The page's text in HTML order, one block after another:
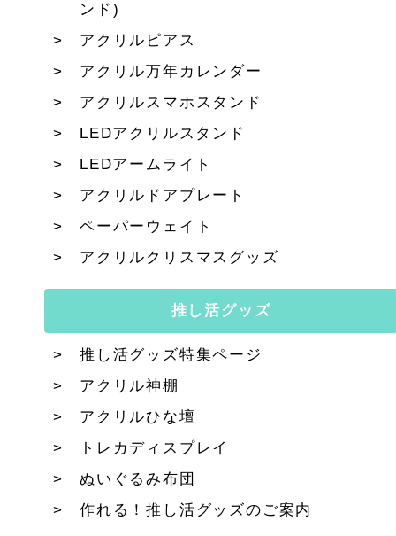
ンド)
アクリルピアス
アクリル万年カレンダー
アクリルスマホスタンド
LEDアクリルスタンド
LEDアームライト
アクリルドアプレート
ペーパーウェイト
アクリルクリスマスグッズ
推し活グッズ
推し活グッズ特集ページ
アクリル神棚
アクリルひな壇
トレカディスプレイ
ぬいぐるみ布団
作れる！推し活グッズのご案内